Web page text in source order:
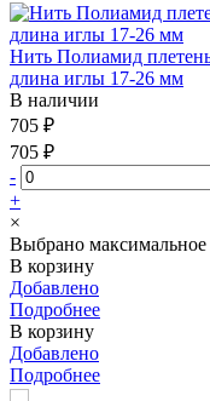
Нить Полиамид
длина иглы 17-26 мм
В наличии
705 ₽
705 ₽
-
+
×
Выбрано максимальное
В корзину
Добавлено
Подробнее
В корзину
Добавлено
Подробнее